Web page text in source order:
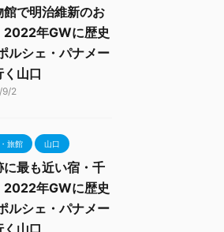
館で明治維新のお
2022年GWに歴史
ルシェ・パナメー
く山口
9/2
旅館 山口
に最も近い宿・千
2022年GWに歴史
ルシェ・パナメー
く山口